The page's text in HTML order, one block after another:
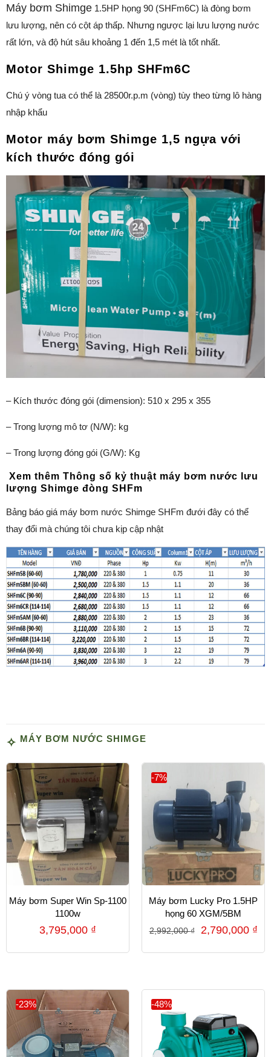
Máy bơm Shimge 1.5HP họng 90 (SHFm6C) là đòng bơm
lưu lượng, nên có cột áp thấp. Nhưng ngược lại lưu lượng nước
rất lớn, và độ hút sâu khoảng 1 đến 1,5 mét là tốt nhất.
Motor Shimge 1.5hp SHFm6C
Chú ý vòng tua có thể là 28500r.p.m (vòng) tùy theo từng lô hàng
nhập khẩu
Motor máy bơm Shimge 1,5 ngựa với
kích thước đóng gói
– Kích thước đóng gói (dimension): 510 x 295 x 355
– Trong lượng mô tơ (N/W): kg
– Trong lượng đóng gói (G/W): Kg
Xem thêm Thông số kỷ thuật máy bơm nước lưu
lượng Shimge đòng SHFm
Bảng báo giá máy bơm nước Shimge SHFm đưới đây có thể
thay đổi mà chúng tôi chưa kịp cập nhật
MÁY BƠM NƯỚC SHIMGE
Máy bơm Super Win Sp-1100
1100w
3,795,000 ₫
-7%
Máy bơm Lucky Pro 1.5HP
họng 60 XGM/5BM
2,992,000₫ 2,790,000 ₫
-23% -48%